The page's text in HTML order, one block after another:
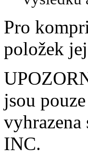
Pro
položek
jsou
INC.